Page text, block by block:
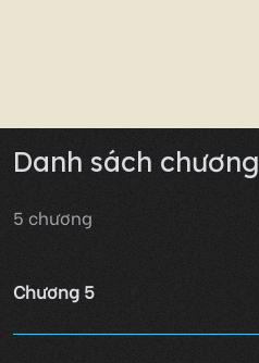
Danh sách chương
5 chương
Chương 5